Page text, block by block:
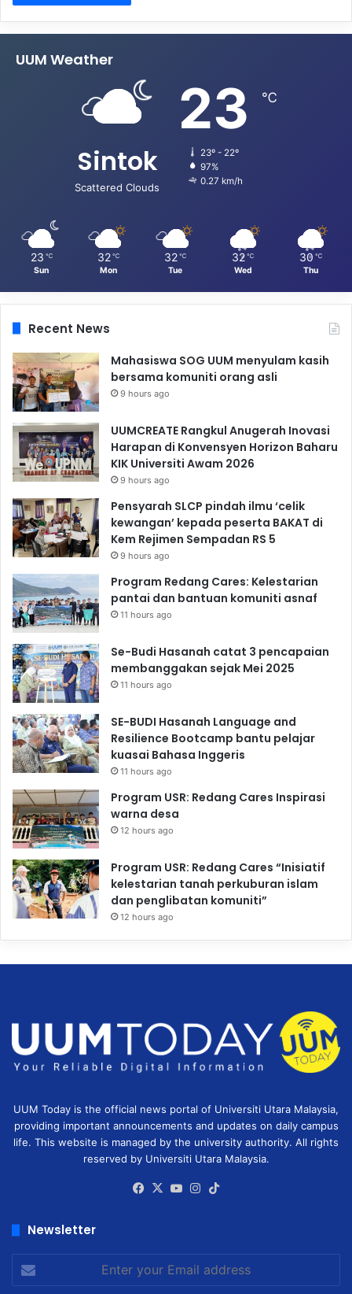
UUM Weather
Sintok
Scattered Clouds
23 ℃
23º - 22º
97%
0.27 km/h
23 ℃
Sun
32 ℃
Mon
32 ℃
Tue
32 ℃
Wed
30 ℃
Thu
Recent News
Mahasiswa SOG UUM menyulam kasih
bersama komuniti orang asli
9 hours ago
UUMCREATE Rangkul Anugerah Inovasi
Harapan di Konvensyen Horizon Baharu
KIK Universiti Awam 2026
9 hours ago
Pensyarah SLCP pindah ilmu ‘celik
kewangan’ kepada peserta BAKAT di
Kem Rejimen Sempadan RS 5
9 hours ago
Program Redang Cares: Kelestarian
pantai dan bantuan komuniti asnaf
11 hours ago
Se-Budi Hasanah catat 3 pencapaian
membanggakan sejak Mei 2025
11 hours ago
SE-BUDI Hasanah Language and
Resilience Bootcamp bantu pelajar
kuasai Bahasa Inggeris
11 hours ago
Program USR: Redang Cares Inspirasi
warna desa
12 hours ago
Program USR: Redang Cares “Inisiatif
kelestarian tanah perkuburan islam
dan penglibatan komuniti”
12 hours ago
UUM Today is the official news portal of Universiti Utara Malaysia,
providing important announcements and updates on daily campus
life. This website is managed by the university authority. All rights
reserved by Universiti Utara Malaysia.
Facebook
X YouTubeInstagram
Newsletter
your